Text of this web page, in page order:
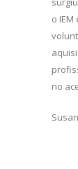
o
no